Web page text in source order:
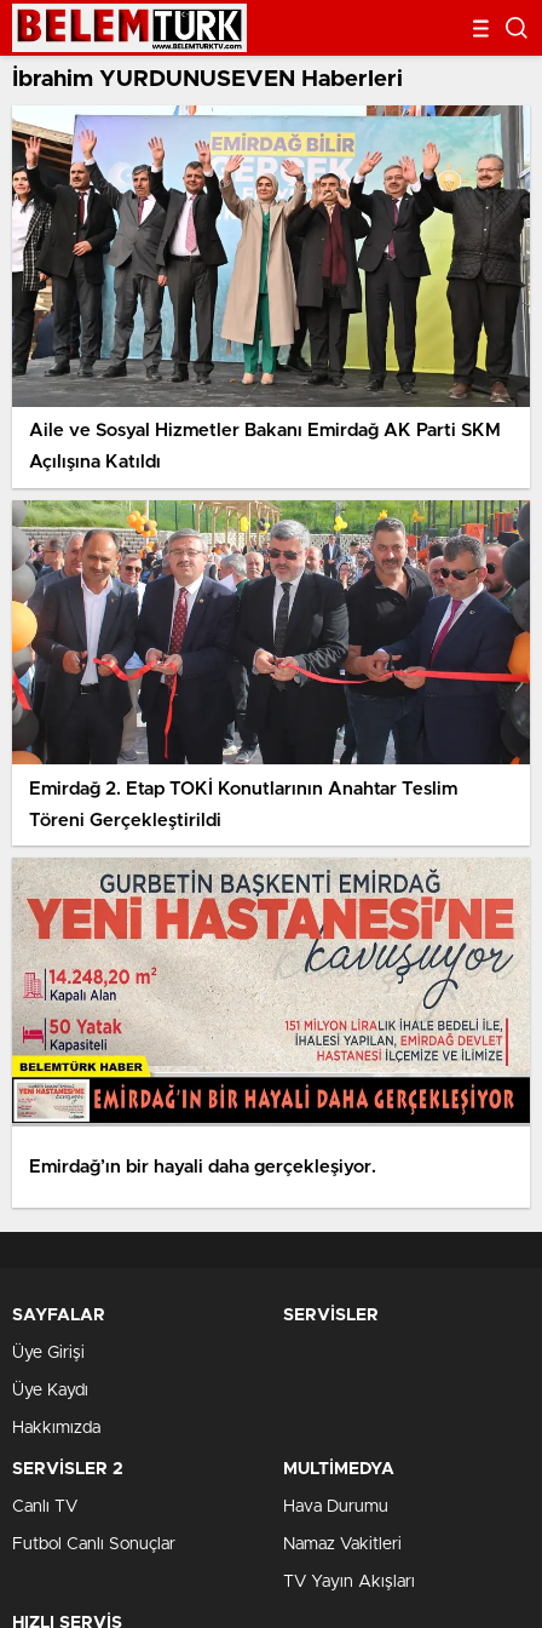
İbrahim YURDUNUSEVEN Haberleri
Aile ve Sosyal Hizmetler Bakanı Emirdağ AK Parti SKM
Açılışına Katıldı
Emirdağ 2. Etap TOKİ Konutlarının Anahtar Teslim
Töreni Gerçekleştirildi
Emirdağ’ın bir hayali daha gerçekleşiyor.
SAYFALAR
Üye Girişi
Üye Kaydı
Hakkımızda
SERVİSLER
SERVİSLER 2
Canlı TV
Futbol Canlı Sonuçlar
MULTİMEDYA
Hava Durumu
Namaz Vakitleri
TV Yayın Akışları
HIZLI SERVİS